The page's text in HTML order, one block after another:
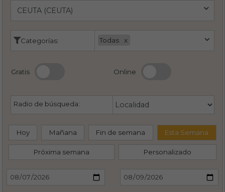
Categorías: Todas
Gratis Online
Radio de búsqueda:
Hoy Mañana Fin de semana Esta Semana
Próxima semana Personalizado